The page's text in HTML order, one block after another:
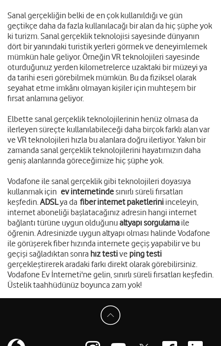
Sanal gerçekliğin belki de en çok kullanıldığı ve gün
geçtikçe daha da fazla kullanılacağı bir alan da hiç şüphe yok
ki turizm. Sanal gerçeklik teknolojisi sayesinde dünyanın
dört bir yanındaki turistik yerleri görmek ve deneyimlemek
mümkün hale geliyor. Örneğin VR teknolojileri sayesinde
oturduğunuz yerden kilometrelerce uzaktaki bir müzeyi ya
da tarihi eseri görebilmek mümkün. Bu da fiziksel olarak
seyahat etme imkânı olmayan kişiler için muhteşem bir
fırsat anlamına geliyor.
Elbette sanal gerçeklik teknolojilerinin henüz olmasa da
ilerleyen süreçte kullanılabileceği daha birçok farklı alan var
ve VR teknolojileri hızla bu alanlara doğru ilerliyor. Yakın bir
zamanda sanal gerçeklik teknolojilerini hayatımızın daha
geniş alanlarında göreceğimize hiç şüphe yok.
Vodafone ile sanal gerçeklik gibi teknolojileri doyasıya
kullanmak için ev internetinde sınırlı süreli fırsatları
keşfedin.ADSLya da fiber internet paketlerini inceleyin,
internet aboneliği başlatacağınız adresin hangi internet
bağlantı türüne uygun olduğunu altyapı sorgulama ile
öğrenin. Adresinizde uygun altyapı olması halinde Vodafone
ile görüşerek fiber hızında internete geçiş yapabilir ve bu
geçişi sağladıktan sonra hız testive ping testi
gerçekleştirerek aradaki farkı direkt olarak görebilirsiniz.
Vodafone Ev İnterneti'ne gelin, sınırlı süreli fırsatları keşfedin.
Üstelik taahhüdünüz boyunca zam yok!